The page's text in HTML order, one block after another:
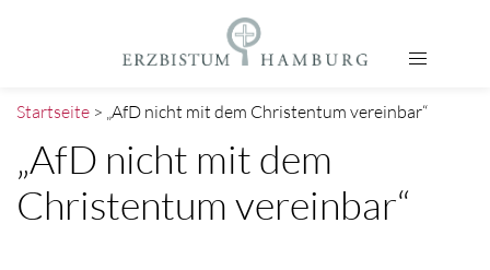
Startseite > „AfD nicht mit dem Christentum vereinbar“
„AfD nicht mit dem
Christentum vereinbar“